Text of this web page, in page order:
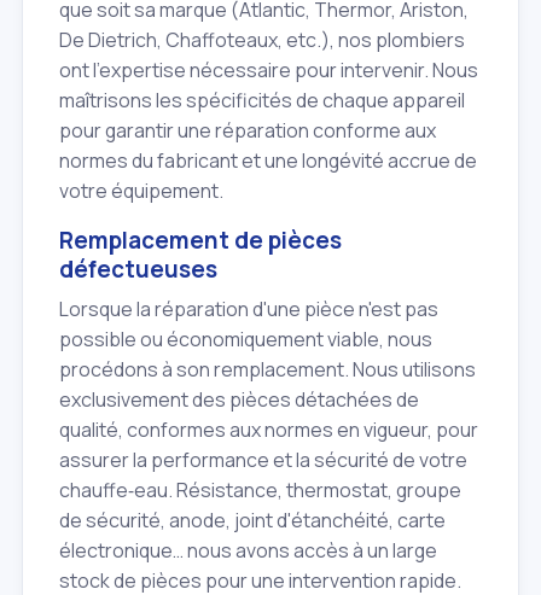
que soit sa marque (Atlantic, Thermor, Ariston,
De Dietrich, Chaffoteaux, etc.), nos plombiers
ont l'expertise nécessaire pour intervenir. Nous
maîtrisons les spécificités de chaque appareil
pour garantir une réparation conforme aux
normes du fabricant et une longévité accrue de
votre équipement.
Remplacement de pièces
défectueuses
Lorsque la réparation d'une pièce n'est pas
possible ou économiquement viable, nous
procédons à son remplacement. Nous utilisons
exclusivement des pièces détachées de
qualité, conformes aux normes en vigueur, pour
assurer la performance et la sécurité de votre
chauffe‑eau. Résistance, thermostat, groupe
de sécurité, anode, joint d'étanchéité, carte
électronique… nous avons accès à un large
stock de pièces pour une intervention rapide.